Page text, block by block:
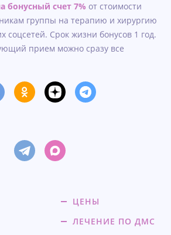
бонусный счет 7% от стоимости
группы на терапию и хирургию
соцсетей. Срок жизни бонусов 1 год.
прием можно сразу все
ЦЕНЫ
ЛЕЧЕНИЕ ПО ДМС